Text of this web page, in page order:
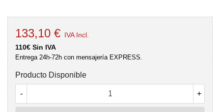
133,10 € IVA Incl.
110€ Sin IVA
Entrega 24h-72h con mensajería EXPRESS.
Producto Disponible
- +